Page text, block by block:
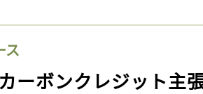
ス
カーボンクレジット主